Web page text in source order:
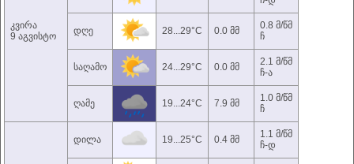
კვირა
9 აგვისტო
დღე 28...29°C 0.0 მმ
0.8 მ/წმ
ჩ
საღამო 24...29°C 0.0 მმ
2.1 მ/წმ
ჩ-ა
ღამე 19...24°C 7.9 მმ
1.0 მ/წმ
ჩ
დილა 19...25°C 0.4 მმ
1.1 მ/წმ
ჩ-დ